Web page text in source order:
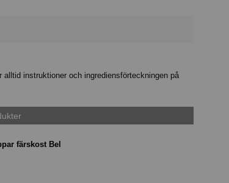
instruktioner och ingrediensförteckningen på
färskost Bel